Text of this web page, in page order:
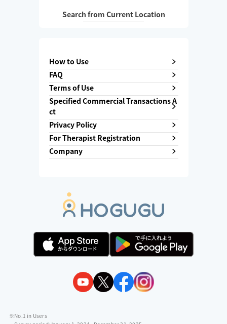
Search from Current Location
How to Use
FAQ
Terms of Use
Specified Commercial Transactions A
ct
Privacy Policy
For Therapist Registration
Company
※No.1 in Users